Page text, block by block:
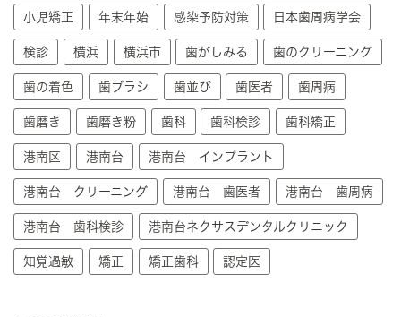
小児矯正 年末年始 感染予防対策 日本歯周病学会
検診 横浜 横浜市 歯がしみる 歯のクリーニング
歯の着色 歯ブラシ 歯並び 歯医者 歯周病
歯磨き 歯磨き粉 歯科 歯科検診 歯科矯正
港南区 港南台 港南台 インプラント
港南台 クリーニング 港南台 歯医者 港南台 歯周病
港南台 歯科検診 港南台ネクサスデンタルクリニック
知覚過敏 矯正 矯正歯科 認定医